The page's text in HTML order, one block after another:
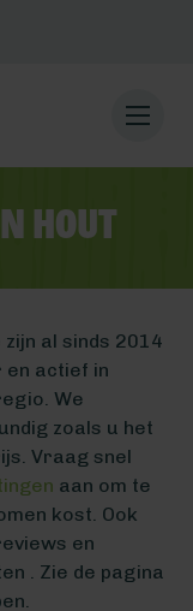
hout
al sinds 2014
en actief in
We
zoals u het
Vraag snel
aan om te
kost. Ook
en
. Zie de pagina